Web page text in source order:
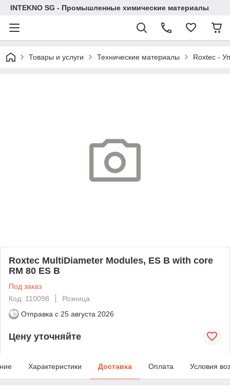
INTEKNO SG - Промышленные химические материалы
Товары и услуги Технические материалы Roxtec -
Roxtec MultiDiameter Modules, ES B with core
RM 80 ES B
Под заказ
Код: 110098
Розница
Отправка с 25 августа 2026
Цену уточняйте
Характеристики Доставка Оплата Условия